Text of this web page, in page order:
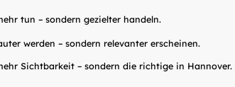
tun – sondern gezielter handeln.
werden – sondern relevanter erscheinen.
Sichtbarkeit – sondern die richtige in Hannover.